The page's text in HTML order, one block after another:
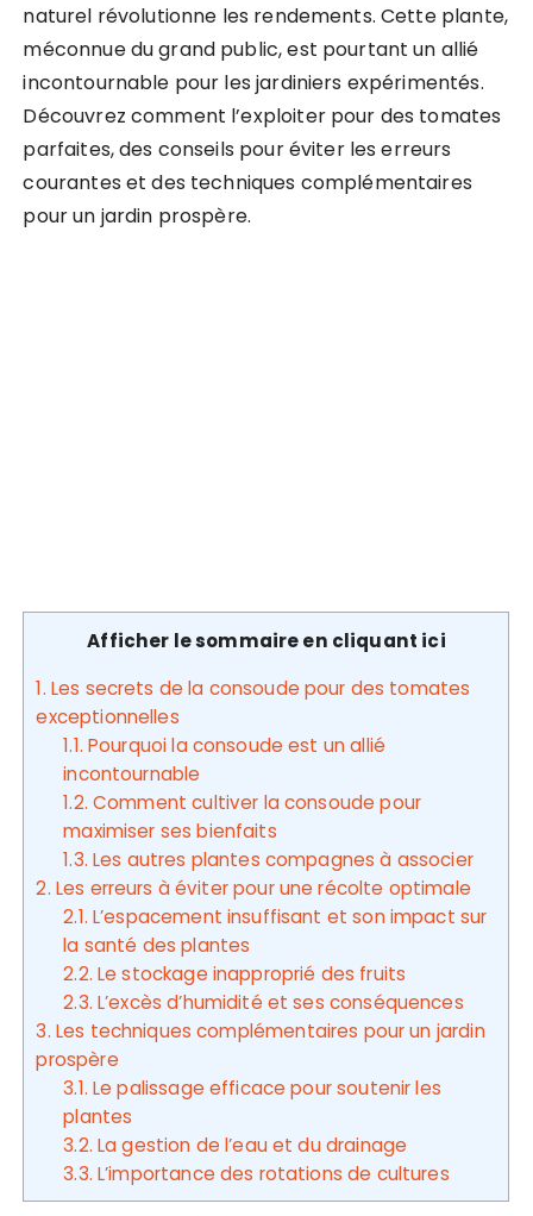
naturel révolutionne les rendements. Cette plante,
méconnue du grand public, est pourtant un allié
incontournable pour les jardiniers expérimentés.
Découvrez comment l’exploiter pour des tomates
parfaites, des conseils pour éviter les erreurs
courantes et des techniques complémentaires
pour un jardin prospère.
Afficher le sommaire en cliquant ici
1. Les secrets de la consoude pour des tomates
exceptionnelles
1.1. Pourquoi la consoude est un allié
incontournable
1.2. Comment cultiver la consoude pour
maximiser ses bienfaits
1.3. Les autres plantes compagnes à associer
2. Les erreurs à éviter pour une récolte optimale
2.1. L’espacement insuffisant et son impact sur
la santé des plantes
2.2. Le stockage inapproprié des fruits
2.3. L’excès d’humidité et ses conséquences
3. Les techniques complémentaires pour un jardin
prospère
3.1. Le palissage efficace pour soutenir les
plantes
3.2. La gestion de l’eau et du drainage
3.3. L’importance des rotations de cultures